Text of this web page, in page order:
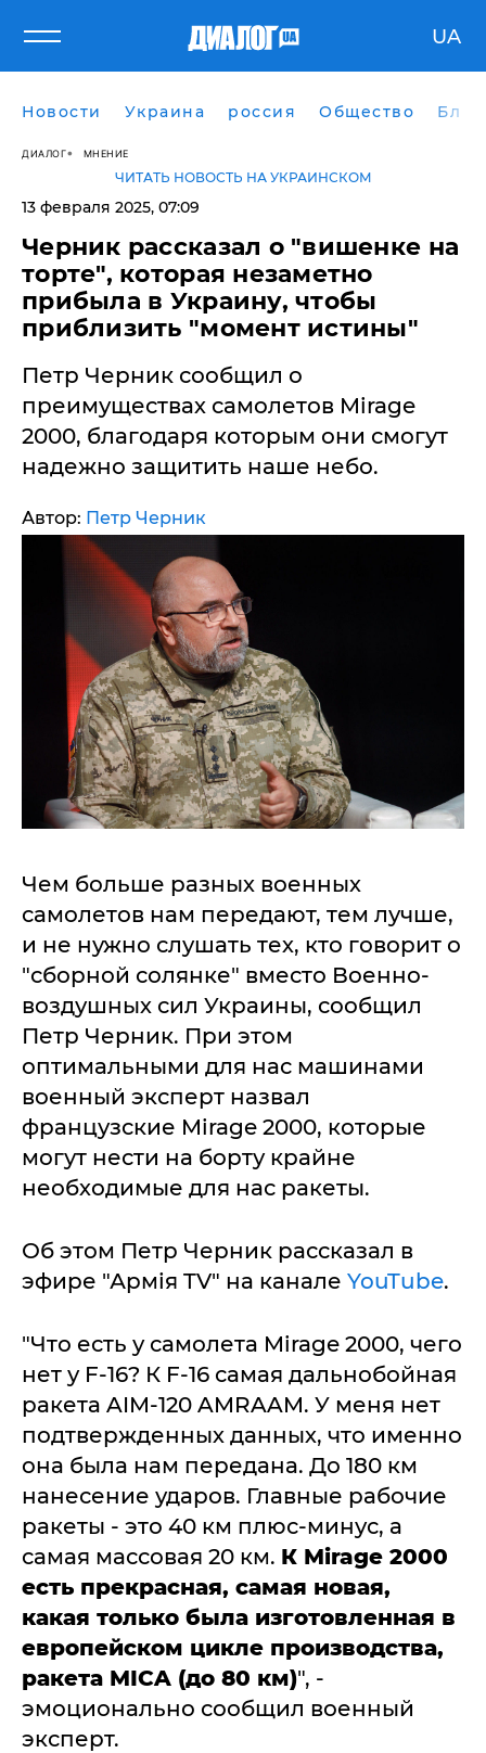
UA
Новости Украина россия Общество
ДИАЛОГ МНЕНИЕ
ЧИТАТЬ НОВОСТЬ НА УКРАИНСКОМ
13 февраля 2025, 07:09
Черник рассказал о "вишенке на
торте", которая незаметно
прибыла в Украину, чтобы
приблизить "момент истины"
Петр Черник сообщил о
преимуществах самолетов Mirage
2000, благодаря которым они смогут
надежно защитить наше небо.
Автор: Петр Черник
Чем больше разных военных
самолетов нам передают, тем лучше,
и не нужно слушать тех, кто говорит о
"сборной солянке" вместо Военно-
воздушных сил Украины, сообщил
Петр Черник. При этом
оптимальными для нас машинами
военный эксперт назвал
французские Mirage 2000, которые
могут нести на борту крайне
необходимые для нас ракеты.
Об этом Петр Черник рассказал в
эфире "Армія TV" на канале YouTube.
"Что есть у самолета Mirage 2000, чего
нет у F-16? К F-16 самая дальнобойная
ракета AIM-120 AMRAAM. У меня нет
подтвержденных данных, что именно
она была нам передана. До 180 км
нанесение ударов. Главные рабочие
ракеты - это 40 км плюс-минус, а
самая массовая 20 км. К Mirage 2000
есть прекрасная, самая новая,
какая только была изготовленная в
европейском цикле производства,
ракета MICA (до 80 км)", -
эмоционально сообщил военный
эксперт.